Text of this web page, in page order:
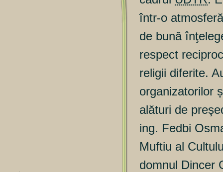
într-o
de bună
respect
religii diferite.
organizatorilor
alături de
ing. Fedbi
Muftiu al
domnul Dincer